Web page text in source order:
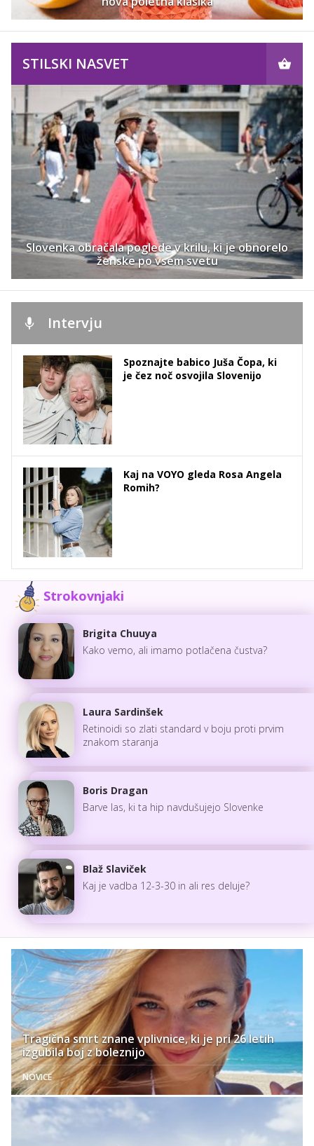
STILSKI NASVET
Slovenka obračala poglede v krilu, ki je obnorelo
ženske po vsem svetu
Intervju
Spoznajte babico Juša Čopa, ki
je čez noč osvojila Slovenijo
Kaj na VOYO gleda Rosa Angela
Romih?
Strokovnjaki
Brigita Chuuya
Kako vemo, ali imamo potlačena čustva?
Laura Sardinšek
Retinoidi so zlati standard v boju proti prvim
znakom staranja
Boris Dragan
Barve las, ki ta hip navdušujejo Slovenke
Blaž Slaviček
Kaj je vadba 12-3-30 in ali res deluje?
Tragična smrt znane vplivnice, ki je pri 26 letih
izgubila boj z boleznijo
NOVICE